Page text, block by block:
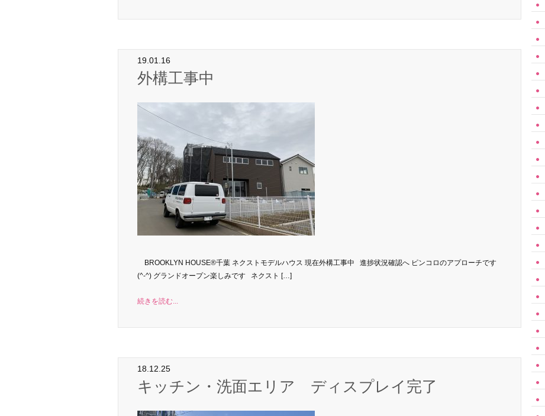
19.01.16
外構工事中
BROOKLYN HOUSE®千葉 ネクストモデルハウス 現在外構工事中 進捗状況確認へ ピンコロのアプローチです
(^-^) グランドオープン楽しみです ネクスト […]
続きを読む...
18.12.25
キッチン・洗面エリア ディスプレイ完了